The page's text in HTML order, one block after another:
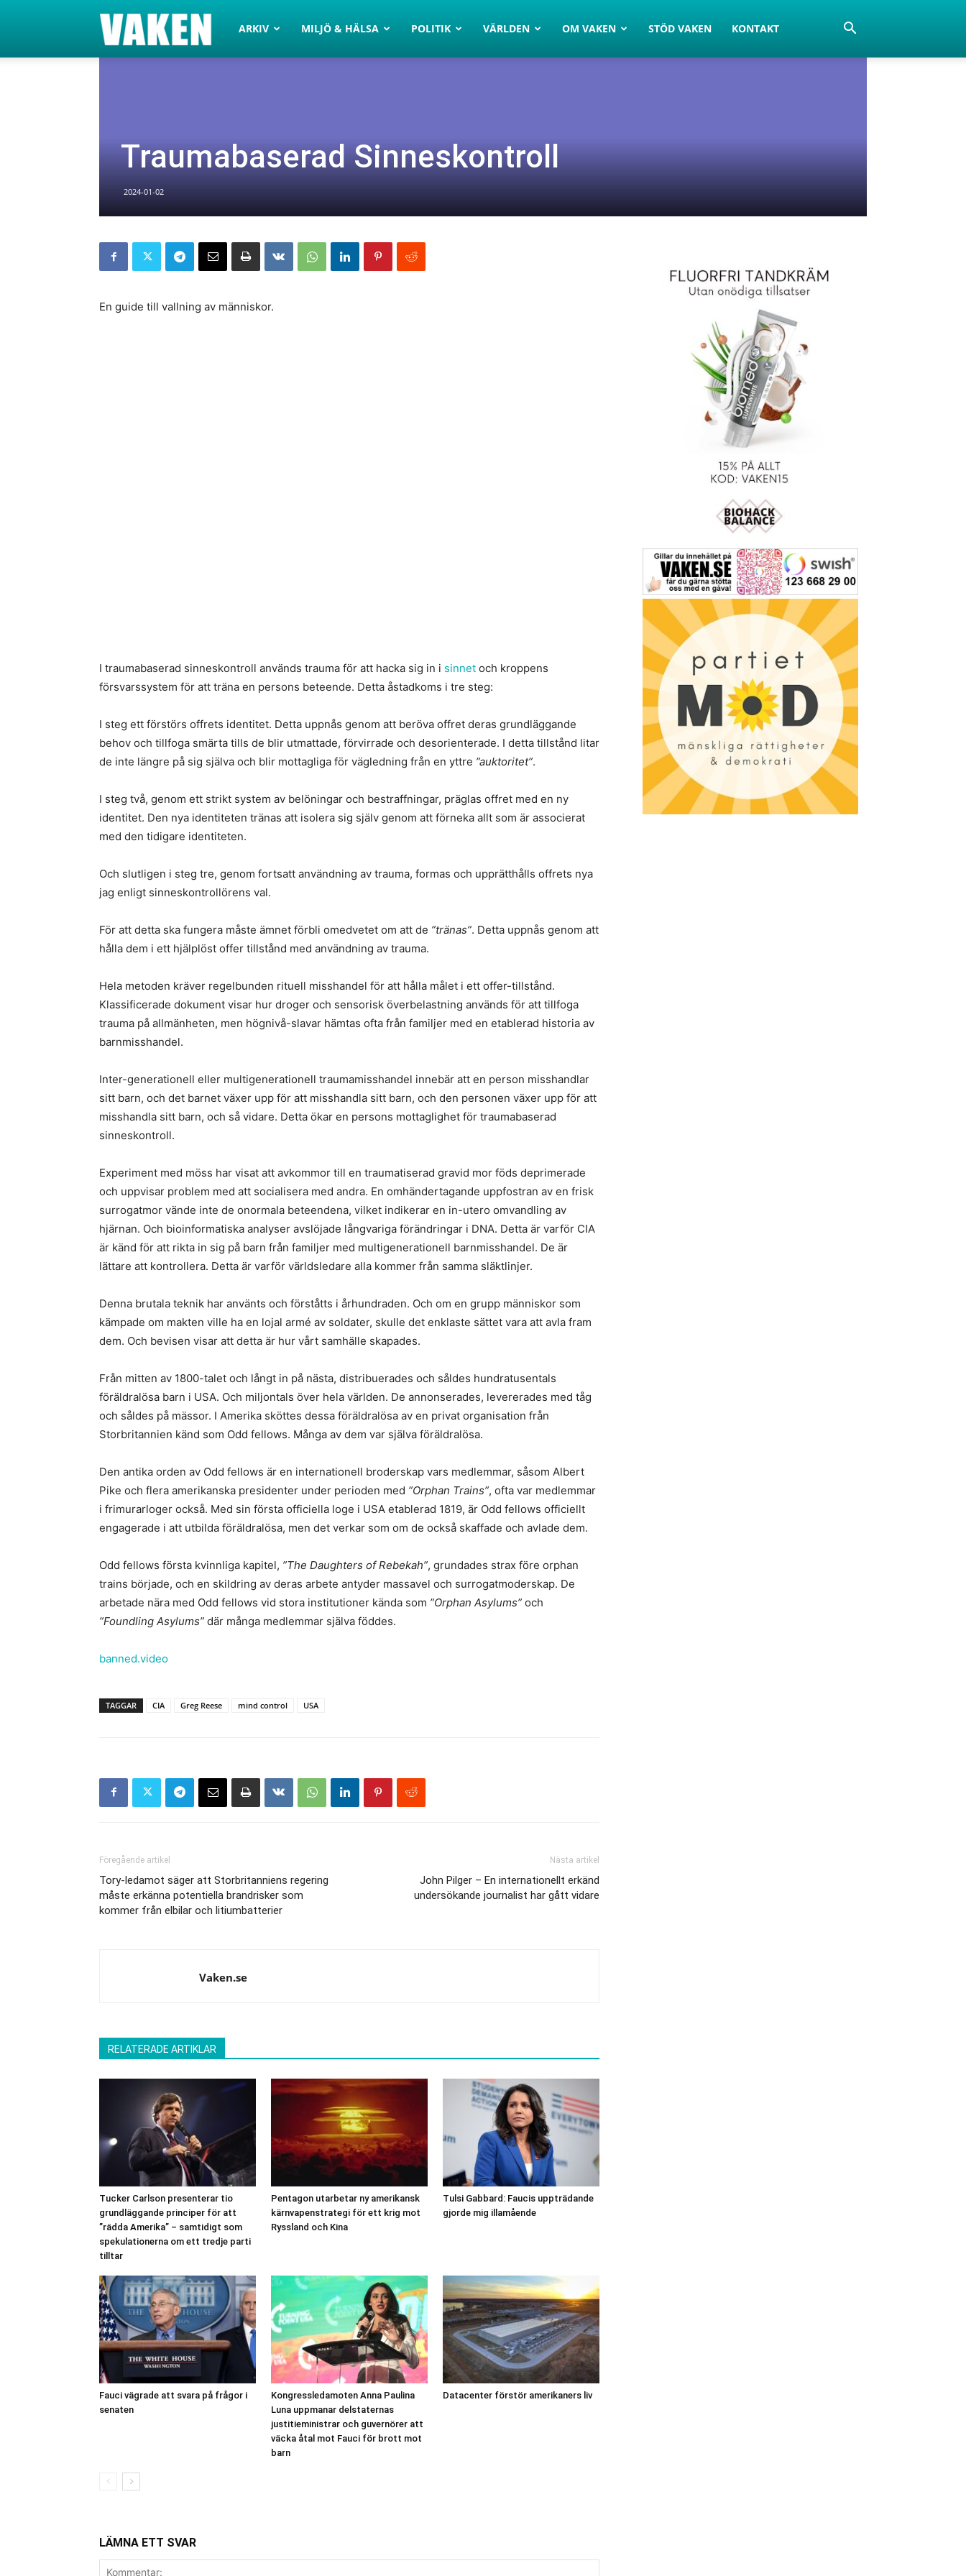
VAKEN.se
ARKIV MILJÖ & HÄLSA POLITIK VÄRLDEN OM VAKEN STÖD VAKEN KONTAKT
Traumabaserad Sinneskontroll
2024-01-02
En guide till vallning av människor.
I traumabaserad sinneskontroll används trauma för att hacka sig in i sinnet och kroppens
försvarssystem för att träna en persons beteende. Detta åstadkoms i tre steg:
I steg ett förstörs offrets identitet. Detta uppnås genom att beröva offret deras grundläggande
behov och tillfoga smärta tills de blir utmattade, förvirrade och desorienterade. I detta tillstånd litar
de inte längre på sig själva och blir mottagliga för vägledning från en yttre ”auktoritet”.
I steg två, genom ett strikt system av belöningar och bestraffningar, präglas offret med en ny
identitet. Den nya identiteten tränas att isolera sig själv genom att förneka allt som är associerat
med den tidigare identiteten.
Och slutligen i steg tre, genom fortsatt användning av trauma, formas och upprätthålls offrets nya
jag enligt sinneskontrollörens val.
För att detta ska fungera måste ämnet förbli omedvetet om att de ”tränas”. Detta uppnås genom att
hålla dem i ett hjälplöst offer tillstånd med användning av trauma.
Hela metoden kräver regelbunden rituell misshandel för att hålla målet i ett offer-tillstånd.
Klassificerade dokument visar hur droger och sensorisk överbelastning används för att tillfoga
trauma på allmänheten, men högnivå-slavar hämtas ofta från familjer med en etablerad historia av
barnmisshandel.
Inter-generationell eller multigenerationell traumamisshandel innebär att en person misshandlar
sitt barn, och det barnet växer upp för att misshandla sitt barn, och den personen växer upp för att
misshandla sitt barn, och så vidare. Detta ökar en persons mottaglighet för traumabaserad
sinneskontroll.
Experiment med möss har visat att avkommor till en traumatiserad gravid mor föds deprimerade
och uppvisar problem med att socialisera med andra. En omhändertagande uppfostran av en frisk
surrogatmor vände inte de onormala beteendena, vilket indikerar en in-utero omvandling av
hjärnan. Och bioinformatiska analyser avslöjade långvariga förändringar i DNA. Detta är varför CIA
är känd för att rikta in sig på barn från familjer med multigenerationell barnmisshandel. De är
lättare att kontrollera. Detta är varför världsledare alla kommer från samma släktlinjer.
Denna brutala teknik har använts och förståtts i århundraden. Och om en grupp människor som
kämpade om makten ville ha en lojal armé av soldater, skulle det enklaste sättet vara att avla fram
dem. Och bevisen visar att detta är hur vårt samhälle skapades.
Från mitten av 1800-talet och långt in på nästa, distribuerades och såldes hundratusentals
föräldralösa barn i USA. Och miljontals över hela världen. De annonserades, levererades med tåg
och såldes på mässor. I Amerika sköttes dessa föräldralösa av en privat organisation från
Storbritannien känd som Odd fellows. Många av dem var själva föräldralösa.
Den antika orden av Odd fellows är en internationell broderskap vars medlemmar, såsom Albert
Pike och flera amerikanska presidenter under perioden med ”Orphan Trains”, ofta var medlemmar
i frimurarloger också. Med sin första officiella loge i USA etablerad 1819, är Odd fellows officiellt
engagerade i att utbilda föräldralösa, men det verkar som om de också skaffade och avlade dem.
Odd fellows första kvinnliga kapitel, ”The Daughters of Rebekah”, grundades strax före orphan
trains började, och en skildring av deras arbete antyder massavel och surrogatmoderskap. De
arbetade nära med Odd fellows vid stora institutioner kända som ”Orphan Asylums” och
”Foundling Asylums” där många medlemmar själva föddes.
banned.video
TAGGAR CIA Greg Reese mind control USA
Föregående artikel
Tory-ledamot säger att Storbritanniens regering
måste erkänna potentiella brandrisker som
kommer från elbilar och litiumbatterier
Nästa artikel
John Pilger – En internationellt erkänd
undersökande journalist har gått vidare
Vaken.se
RELATERADE ARTIKLAR
Tucker Carlson presenterar tio
grundläggande principer för att
”rädda Amerika” – samtidigt som
spekulationerna om ett tredje parti
tilltar
Pentagon utarbetar ny amerikansk
kärnvapenstrategi för ett krig mot
Ryssland och Kina
Tulsi Gabbard: Faucis uppträdande
gjorde mig illamående
Fauci vägrade att svara på frågor i
senaten
Kongressledamoten Anna Paulina
Luna uppmanar delstaternas
justitieministrar och guvernörer att
väcka åtal mot Fauci för brott mot
barn
Datacenter förstör amerikaners liv
LÄMNA ETT SVAR